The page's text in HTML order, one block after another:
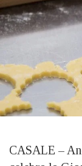
CASALE –